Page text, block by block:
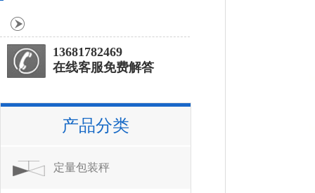
13681782469
在线客服免费解答
产品分类
定量包装秤